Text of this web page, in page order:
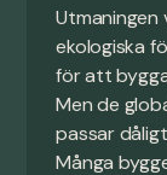
Utmaningen
ekologiska
för att
Men de
passar
Många